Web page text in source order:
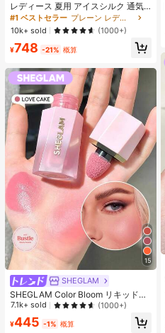
レディース 夏用 アイスシルク 通気
性 ランニングパンツ、速乾 軽量 ス
ポーツパンツ ジッパーポケット & ウ
エストバンド付き フィットネス & ジ
ョギング用 ブラック、アスレジャー
#1 ベストセラー
プレーン レディースパンツ
10k+ sold
(1000+)
¥748 -21% 概算
15
SHEGLAM
SHEGLAM Color Bloom リキッドチ
ークマット仕上げ-Love Cake チー
ューティーコスメメイクアップ
7.1k+ sold (1000+)
¥445 -1% 概算